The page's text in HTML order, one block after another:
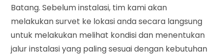
Batang. Sebelum instalasi, tim kami akan
melakukan survet ke lokasi anda secara langsung
untuk melakukan melihat kondisi dan menentukan
jalur instalasi yang paling sesuai dengan kebutuhan